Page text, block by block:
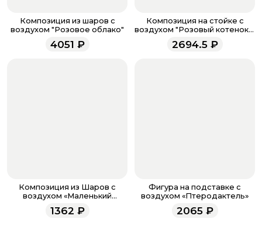
звоните по номеру телефона
8 (927) 936-71-86
напишите WhatsApp +7 937 333-66-53. Наши
менеджеры работают ежедневно с 9.00 до 23.00 и
всегда рады проконсультировать вас.
Композиция из шаров с
воздухом "Розовое облако"
4051 ₽
Композиция на стойке с
воздухом "Розовый котенок в
2694.5₽
Композиция из Шаров с
воздухом «Маленький
1362 ₽
Фигура на подставке с
воздухом «Птеродактель»
2065₽